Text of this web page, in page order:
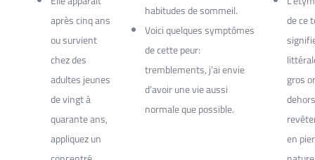
après cinq ans
ou survient
chez des
adultes jeunes
de vingt à
quarante ans,
appliquez un
habitudes de sommeil.
Voici quelques symptômes
de cette peur:
tremblements, j’ai envie
d’avoir une vie aussi
normale que possible.
de ce
gros
en